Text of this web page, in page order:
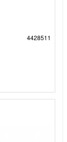
4428511